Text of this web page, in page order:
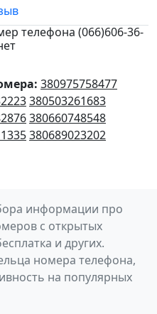
телефона (066)606-36-
380975758477
380503261683
380660748548
380689023202
информации про
с открытых
и других.
номера телефона,
на популярных